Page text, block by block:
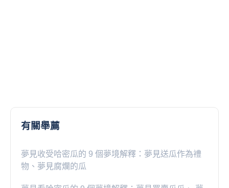
有關舉薦
夢見收受哈密瓜的 9 個夢境解釋：夢見送瓜作為禮
物、夢見腐爛的瓜